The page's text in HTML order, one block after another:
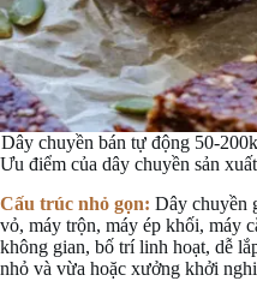
Dây chuyền bán tự động 50-
Ưu điểm của dây chuyền sản
Cấu trúc nhỏ gọn: Dây chuyền
vỏ, máy trộn, máy ép khối, máy
không gian, bố trí linh hoạt, dễ
nhỏ và vừa hoặc xưởng khởi